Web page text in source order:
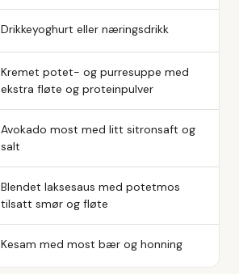
Drikkeyoghurt eller næringsdrikk
Kremet potet- og purresuppe med
ekstra fløte og proteinpulver
Avokado most med litt sitronsaft og
salt
Blendet laksesaus med potetmos
tilsatt smør og fløte
Kesam med most bær og honning